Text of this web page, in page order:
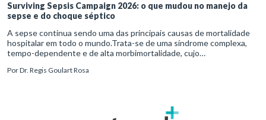
Surviving Sepsis Campaign 2026: o que mudou no manejo da
sepse e do choque séptico
A sepse continua sendo uma das principais causas de mortalidade
hospitalar em todo o mundo.Trata-se de uma síndrome complexa,
tempo-dependente e de alta morbimortalidade, cujo
para o desfe
PorDr. Regis Goulart Rosa